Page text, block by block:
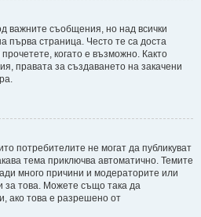
важните съобщения, но над всички
първа страница. Често те са доста
когато е възможно. Както
правата за създаването на закачени
потребителите не могат да публикуват
тема приключва автоматично. Темите
много причини и модераторите или
за това. Можете също така да
ако това е разрешено от